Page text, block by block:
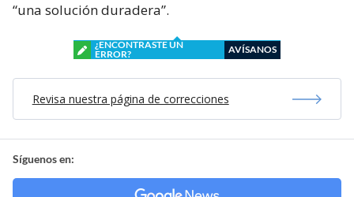
“una solución duradera”.
¿ENCONTRASTE UN
ERROR?
AVÍSANOS
Revisa nuestra página de correcciones
Síguenos en: